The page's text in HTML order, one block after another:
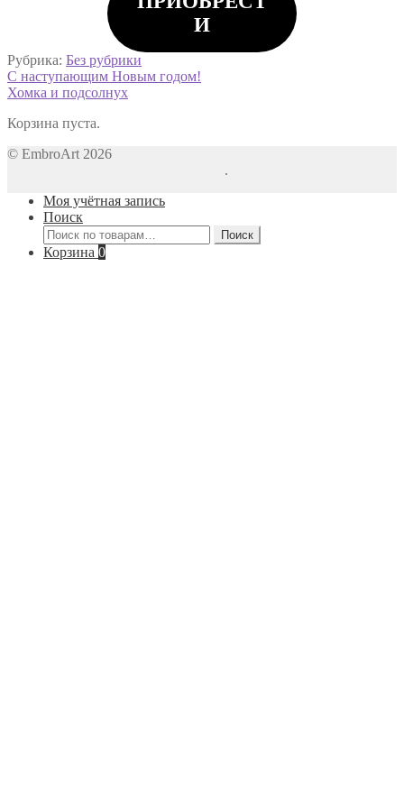
И
Рубрика: Без рубрики
Навигация
по
записям
Предыдущая
запись:
С наступающим Новым годом!
Следующая
Хомка и подсолнух
Корзина пуста.
© EmbroArt 2026
.
Моя учётная запись
Поиск
Искать:
Поиск
Корзина 0